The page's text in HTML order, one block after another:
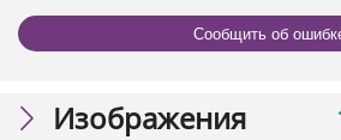
Сообщить об
Изображения